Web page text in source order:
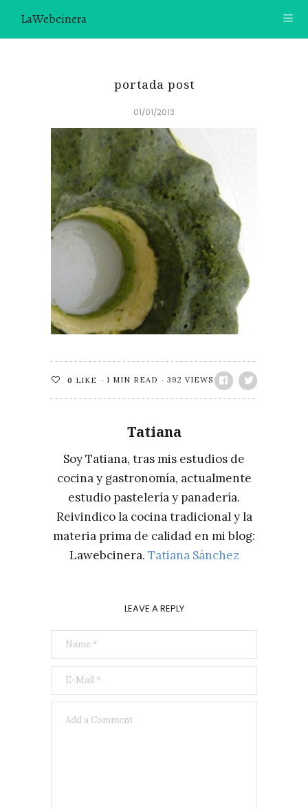
LaWebcinera
CONTACTO
SOBRE MÍ
¿TE GUSTARÍA UNIRTE A NUESTRA AVENTURA GASTRON
ÚNETE A LA NEWSLETTER
RECOMENDACIONES
portada post
01/01/2013
0 LIKE 1 MIN READ 392 VIEWS
Tatiana
Soy Tatiana, tras mis estudios de
cocina y gastronomía, actualmente
estudio pastelería y panadería.
Reivindico la cocina tradicional y la
materia prima de calidad en mi blog:
Lawebcinera. Tatiana Sánchez
LEAVE A REPLY